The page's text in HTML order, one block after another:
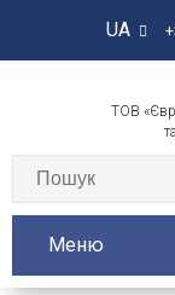
UA
ТОВ
Меню